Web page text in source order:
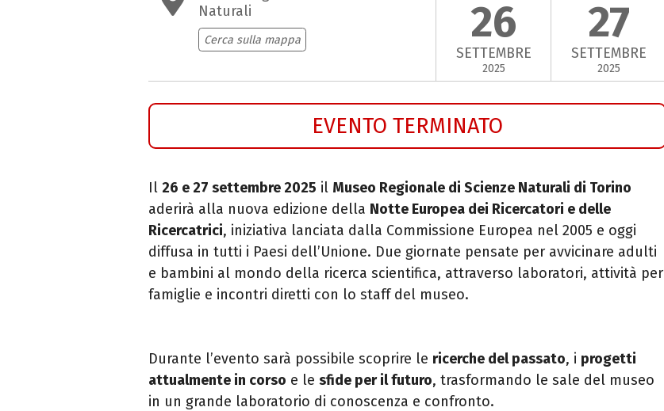
Naturali
Cerca sulla mappa 26
SETTEMBRE
2025
27
SETTEMBRE
2025
EVENTO TERMINATO
Il 26 e 27 settembre 2025 il Museo Regionale di Scienze Naturali di Torino
aderirà alla nuova edizione della Notte Europea dei Ricercatori e delle
Ricercatrici, iniziativa lanciata dalla Commissione Europea nel 2005 e oggi
diffusa in tutti i Paesi dell’Unione. Due giornate pensate per avvicinare adulti
e bambini al mondo della ricerca scientifica, attraverso laboratori, attività per
famiglie e incontri diretti con lo staff del museo.
Durante l’evento sarà possibile scoprire le ricerche del passato, i progetti
attualmente in corso e le sfide per il futuro, trasformando le sale del museo
in un grande laboratorio di conoscenza e confronto.